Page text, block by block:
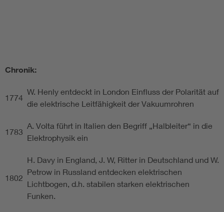
Chronik:
1774
W. Henly entdeckt in London Einfluss der Polarität auf
die elektrische Leitfähigkeit der Vakuumrohren
1783
A. Volta führt in Italien den Begriff „Halbleiter“ in die
Elektrophysik ein
1802
H. Davy in England, J. W, Ritter in Deutschland und W.
Petrow in Russland entdecken elektrischen
Lichtbogen, d.h. stabilen starken elektrischen
Funken.